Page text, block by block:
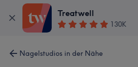
Treatwell
130K
Nagelstudios in der Nähe